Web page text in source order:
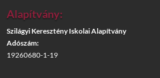
Alapítvány:
Szilágyi Keresztény Iskolai Alapítvány
Adószám:
19260680-1-19